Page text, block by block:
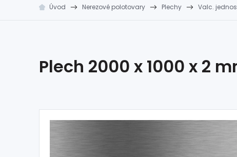
Úvod Nerezové polotovary Plechy Valc.
Plech 2000 x 1000 x 2